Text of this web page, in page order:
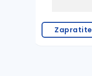
Zapratite